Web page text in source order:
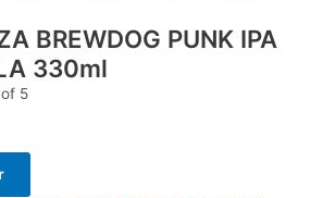
BREWDOG PUNK IPA
330ml
5